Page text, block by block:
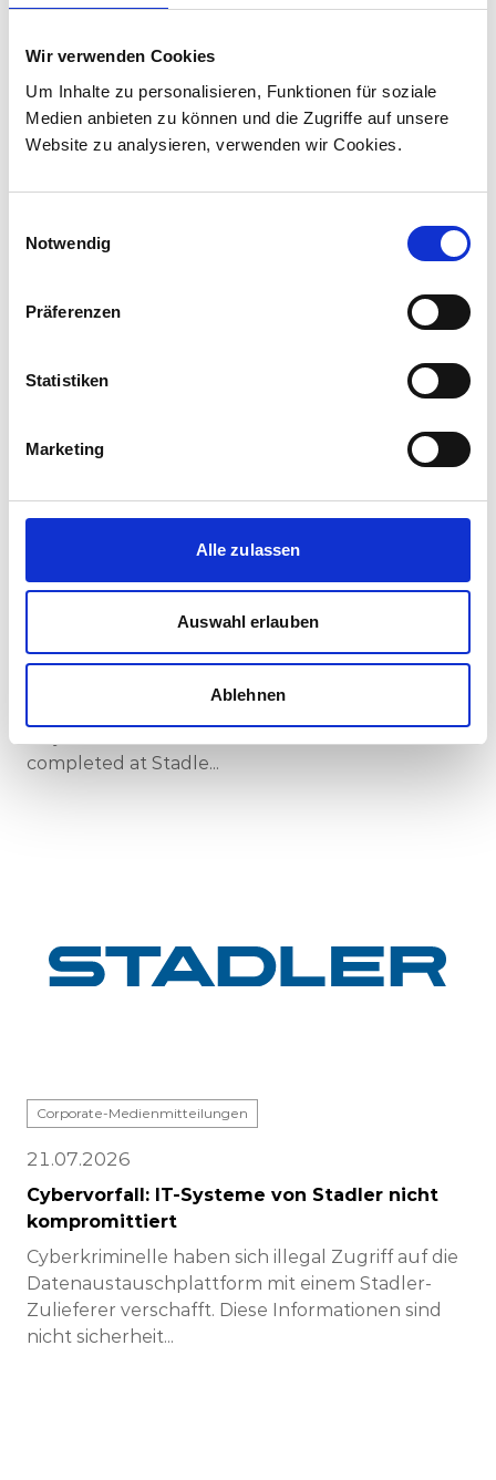
Wir verwenden Cookies
Um Inhalte zu personalisieren, Funktionen für soziale
Medien anbieten zu können und die Zugriffe auf unsere
Website zu analysieren, verwenden wir Cookies.
Notwendig
Präferenzen
Statistiken
Marketing
Alle zulassen
Auswahl erlauben
Ablehnen
Personenverkehr in Kanada
Stadler hat mit VIA Rail Canada einen Vertrag
über die Lieferung von 45 Hybridlokomotiven
unterzeichnet und sich damit den ersten
New standard in Hungarian railway transport:
First train completed for GYSEV’s new
InterCity FLIRT fleet
GYSEV Ltd.’s procurement project for 11 FLIRT
completed at Stadle...
Corporate-Medienmitteilungen
21.07.2026
Cybervorfall: IT-Systeme von Stadler nicht
kompromittiert
Cyberkriminelle haben sich illegal Zugriff auf die
Datenaustauschplattform mit einem Stadler-
Zulieferer verschafft. Diese Informationen sind
nicht sicherheit...